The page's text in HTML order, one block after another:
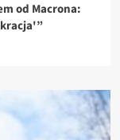
od Macrona: